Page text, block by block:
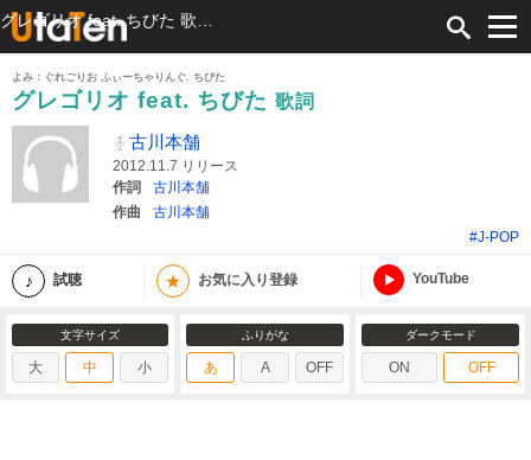
よみ：ぐれごりお ふぃーちゃりんぐ. ちびた
グレゴリオ feat. ちびた 歌詞
古川本舗
2012.11.7 リリース
作詞
古川本舗
作曲
古川本舗
#J-POP
試聴 ★ お気に入り登録 YouTube
文字サイズ
大 中 小
ふりがな
あ A OFF
ダークモード
ON OFF